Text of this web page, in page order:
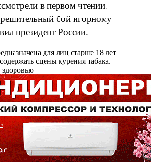
в первом чтении.
бой игорному
президент России.
для лиц старше 18 лет
сцены курения табака.
здоровью